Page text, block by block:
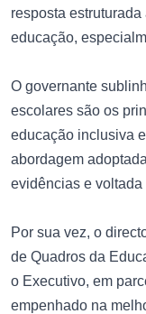
resposta
educação,
O governante
escolares são os
educação inclusiva
abordagem
evidências e
Por sua vez, o
de Quadros da
o Executivo, em
empenhado na